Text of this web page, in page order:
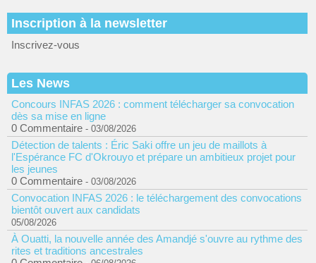
Inscription à la newsletter
Inscrivez-vous
Les News
Concours INFAS 2026 : comment télécharger sa convocation
dès sa mise en ligne
0 Commentaire - 03/08/2026
Détection de talents : Éric Saki offre un jeu de maillots à
l'Espérance FC d'Okrouyo et prépare un ambitieux projet pour
les jeunes
0 Commentaire - 03/08/2026
Convocation INFAS 2026 : le téléchargement des convocations
bientôt ouvert aux candidats
05/08/2026
À Ouatti, la nouvelle année des Amandjé s'ouvre au rythme des
rites et traditions ancestrales